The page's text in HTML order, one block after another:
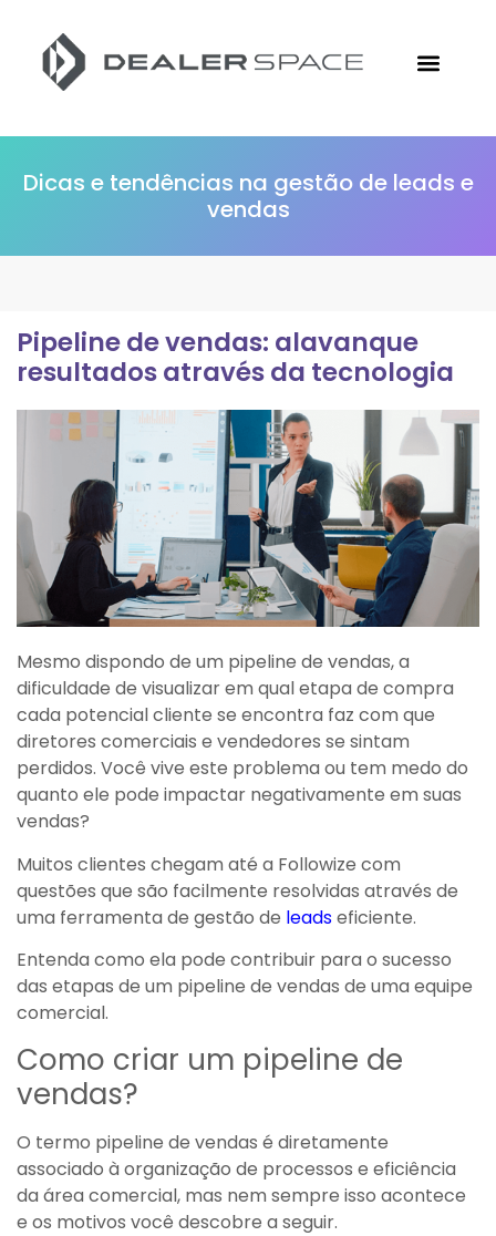
Dicas e tendências na gestão de leads e
vendas
Pipeline de vendas: alavanque
resultados através da tecnologia
Mesmo dispondo de um pipeline de vendas, a
dificuldade de visualizar em qual etapa de compra
cada potencial cliente se encontra faz com que
diretores comerciais e vendedores se sintam
perdidos. Você vive este problema ou tem medo do
quanto ele pode impactar negativamente em suas
vendas?
Muitos clientes chegam até a Followize com
questões que são facilmente resolvidas através de
uma ferramenta de gestão de leadseficiente.
Entenda como ela pode contribuir para o sucesso
das etapas de um pipeline de vendas de uma equipe
comercial.
Como criar um pipeline de
vendas?
O termo pipeline de vendas é diretamente
associado à organização de processos e eficiência
da área comercial, mas nem sempre isso acontece
e os motivos você descobre a seguir.